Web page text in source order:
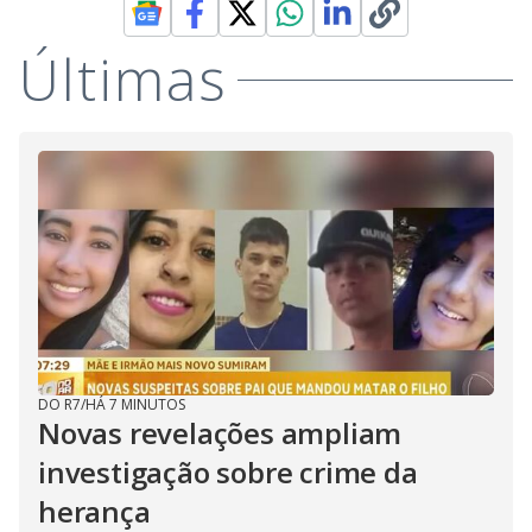
Últimas
DO R7/HÁ 7 MINUTOS
Novas revelações ampliam
investigação sobre crime da
herança